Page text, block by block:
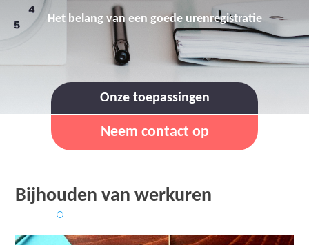
Het belang van een goede urenregistratie
Onze toepassingen
Neem contact op
Bijhouden van werkuren